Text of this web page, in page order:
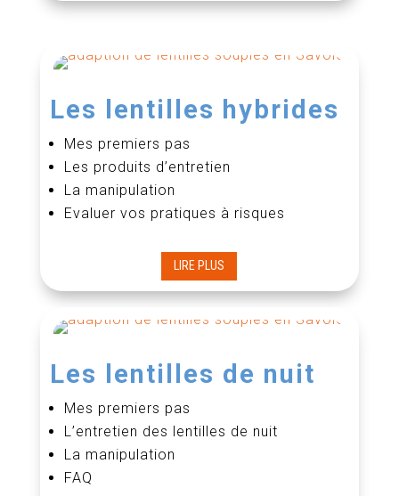
Les lentilles hybrides
Mes premiers pas
Les produits d’entretien
La manipulation
Evaluer vos pratiques à risques
LIRE PLUS
Les lentilles de nuit
Mes premiers pas
L’entretien des lentilles de nuit
La manipulation
FAQ